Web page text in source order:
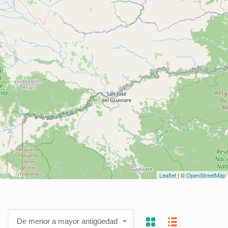
Leaflet | ©OpenStreetMap
De menor a mayor antigüedad